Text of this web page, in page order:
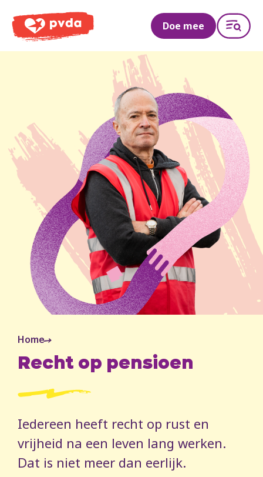
PVDA
Doe mee
Home
Recht op pensioen
Iedereen heeft recht op rust en
vrijheid na een leven lang werken.
Dat is niet meer dan eerlijk.